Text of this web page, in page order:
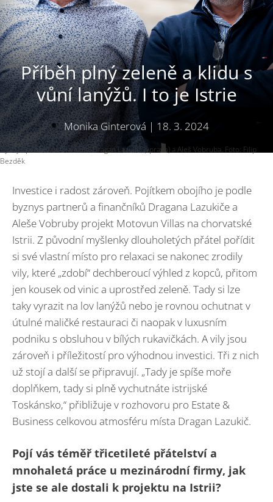
Příběh plný zeleně a klidu s
vůní lanýžů. I to je Istrie
Monika Ginterová | 18. 3. 2024
Byznys partneři a finančníci Dragan Lazukič (vpravo) a Aleš Vobruba. Foto: Filip
Bezděk
Investice i radost zároveň. Pojítkem obojího je podle
byznys partnerů a finančníků Dragana Lazukiče a
Aleše Vobruby projekt Motovun Villas na chorvatské
Istrii. Z původní myšlenky dlouholetých přátel pořídit
si své vlastní místo pro relaxaci se nakonec zrodily
vily, které „zdobí“ dechberoucí výhled z kopců, přitom
jen kousek od vinic a uprostřed zeleně. Tady si lze
taky vyrazit na lov lanýžů nebo je rovnou ochutnat v
útulné maličké restauraci či naopak v luxusním
podniku s obsluhou v bílých rukavičkách. A vily jsou
zároveň i příležitostí pro výhodnou investici. Tři z nich
už stojí a další se připravují. „Tady je spíše moře
doplňkem, tady si plně vychutnáte istrijské
Toskánsko,“ přibližuje v rozhovoru pro Estate &
Business celkovou atmosféru místa Dragan Lazukič.
Pojí vás téměř třicetileté přátelství a
mnohaletá práce u mezinárodní firmy, jak
jste se ale dostali k projektu na Istrii?